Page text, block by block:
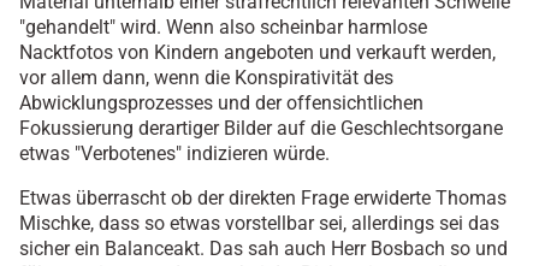
"gehandelt" wird. Wenn also scheinbar harmlose
Nacktfotos von Kindern angeboten und verkauft werden,
vor allem dann, wenn die Konspirativität des
Abwicklungsprozesses und der offensichtlichen
Fokussierung derartiger Bilder auf die Geschlechtsorgane
etwas "Verbotenes" indizieren würde.
Etwas überrascht ob der direkten Frage erwiderte Thomas
Mischke, dass so etwas vorstellbar sei, allerdings sei das
sicher ein Balanceakt. Das sah auch Herr Bosbach so und